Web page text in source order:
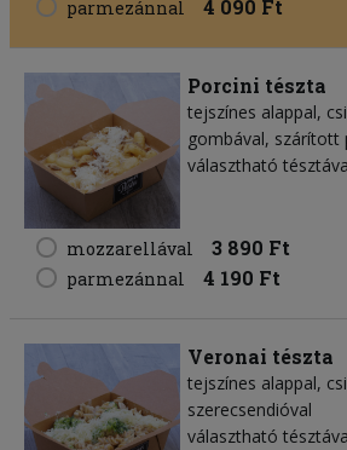
parmezánnal 4 090 Ft
Porcini tészta
tejszínes alappal,
gombával, szárított
választható
mozzarellával 3 890 Ft
parmezánnal 4 190 Ft
Veronai tészta
tejszínes alappal,
szerecsendióval
választható